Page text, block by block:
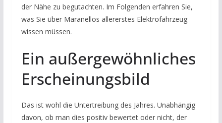
der Nähe zu begutachten. Im Folgenden erfahren Sie,
was Sie über Maranellos allererstes Elektrofahrzeug
wissen müssen.
Ein außergewöhnliches
Erscheinungsbild
Das ist wohl die Untertreibung des Jahres. Unabhängig
davon, ob man dies positiv bewertet oder nicht, der